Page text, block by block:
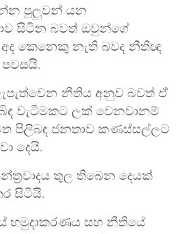
පුලුවන් යන
සිටින බවත් ඔවුන්ගේ
අද කෙනෙකු නැති බවද නීතිඥ
නීතිය අනුව බවත් ඒ්
වැටීමකට ලක් වෙනවානම්
පිලිබඳ ජනතාව කණස්සල්ලට
දෙයි.
තුල තිබෙන දෙයක්
සිටියි.
හමුදාකරණය සහ නීතියේ